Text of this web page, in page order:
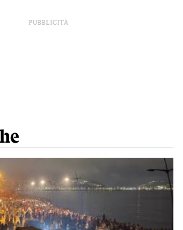
PUBBLICITÀ